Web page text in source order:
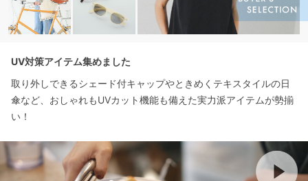
UV対策アイテム集めました
取り外しできるシェード付キャップやときめくテキスタイルの日
傘など、おしゃれもUVカット機能も備えた実力派アイテムが勢揃
い！